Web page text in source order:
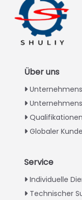
Über uns
Globaler Kunde
Service
Individuelle
Technischer
Greek
Italian